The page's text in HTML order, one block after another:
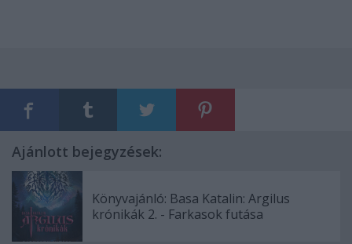
Ajánlott bejegyzések:
Könyvajánló: Basa Katalin: Argilus
krónikák 2. - Farkasok futása